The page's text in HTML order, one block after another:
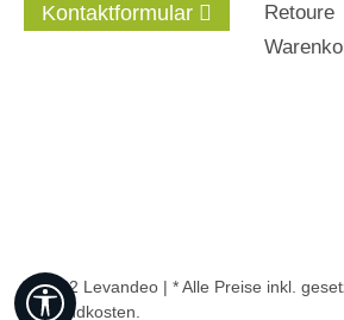
Kontaktformular
Retoure
© 2022 Levandeo | * Alle Preise inkl.
Versandkosten
Werkzeugleiste anzeigen